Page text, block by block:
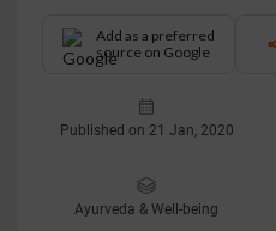
Add as a preferred
source on Google
Published on 21 Jan, 2020
Ayurveda & Well-being